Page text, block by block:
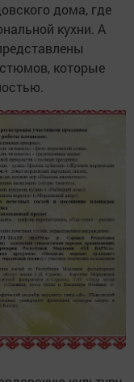
дома, где
кухни. А
которые